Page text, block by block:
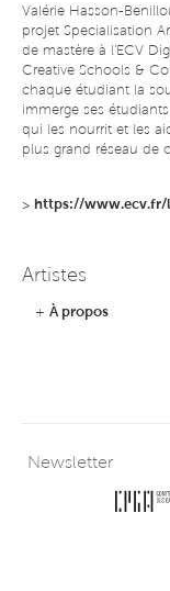
Valérie Hasson-
projet Specialisation
de mastère à l'ECV
Creative Schools &
chaque étudiant la
immerge ses
qui les nourrit et les
plus grand réseau de
> https://www.ecv.fr/
Artistes
+ À propos
Newsletter